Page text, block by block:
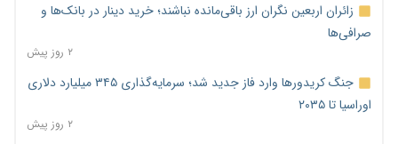
زائران اربعین نگران ارز باقی‌مانده نباشند؛ خرید دینار در بانک‌ها و
صرافی‌ها
۲ روز پیش
جنگ کریدورها وارد فاز جدید شد؛ سرمایه‌گذاری ۳۴۵ میلیارد دلاری
اوراسیا تا ۲۰۳۵
۲ روز پیش